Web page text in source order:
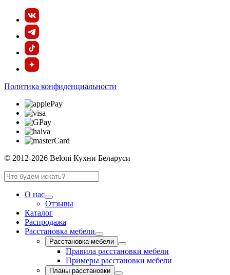
Политика конфиденциальности
© 2012-2026 Beloni Кухни Беларуси
О нас
Отзывы
Каталог
Распродажа
Расстановка мебели
Расстановка мебели
Правила расстановки мебели
Примеры расстановки мебели
Планы расстановки